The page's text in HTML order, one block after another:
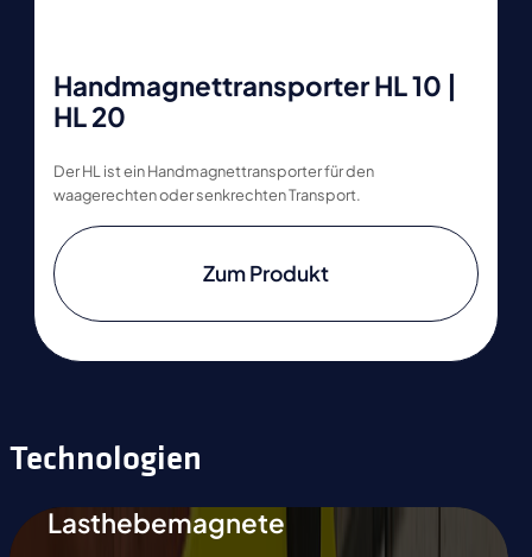
Handmagnettransporter HL 10 |
HL 20
Der HL ist ein Handmagnettransporter für den
waagerechten oder senkrechten Transport.
Zum Produkt
Technologien
Lasthebemagnete